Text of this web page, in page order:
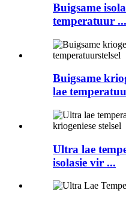
Buigsame
temperatuur ...
Buigsame
lae
Ultra lae
isolasie vir ...